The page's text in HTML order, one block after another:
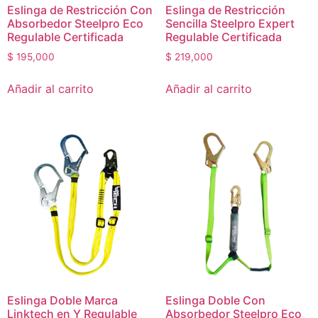
Eslinga de Restricción Con
Absorbedor Steelpro Eco
Regulable Certificada
$ 195,000
Añadir al carrito
Eslinga de Restricción
Sencilla Steelpro Expert
Regulable Certificada
$ 219,000
Añadir al carrito
Eslinga Doble Marca
Linktech en Y Regulable
Eslinga Doble Con
Absorbedor Steelpro Eco